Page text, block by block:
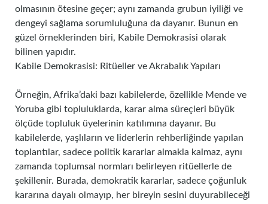
olmasının ötesine geçer; aynı zamanda grubun iyiliği ve
dengeyi sağlama sorumluluğuna da dayanır. Bunun en
güzel örneklerinden biri, Kabile Demokrasisi olarak
bilinen yapıdır.
Kabile Demokrasisi: Ritüeller ve Akrabalık Yapıları
Örneğin, Afrika’daki bazı kabilelerde, özellikle Mende ve
Yoruba gibi topluluklarda, karar alma süreçleri büyük
ölçüde topluluk üyelerinin katılımına dayanır. Bu
kabilelerde, yaşlıların ve liderlerin rehberliğinde yapılan
toplantılar, sadece politik kararlar almakla kalmaz, aynı
zamanda toplumsal normları belirleyen ritüellerle de
şekillenir. Burada, demokratik kararlar, sadece çoğunluk
kararına dayalı olmayıp, her bireyin sesini duyurabileceği